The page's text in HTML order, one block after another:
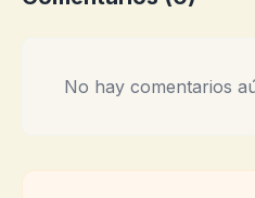
No hay comentarios